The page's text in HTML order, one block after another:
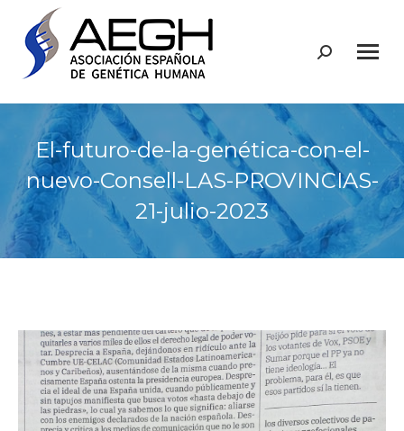
Buscar:
El-futuro-de-la-genética-con-el-
nuevo-Consell-LAS-PROVINCIAS-
21-julio-2023